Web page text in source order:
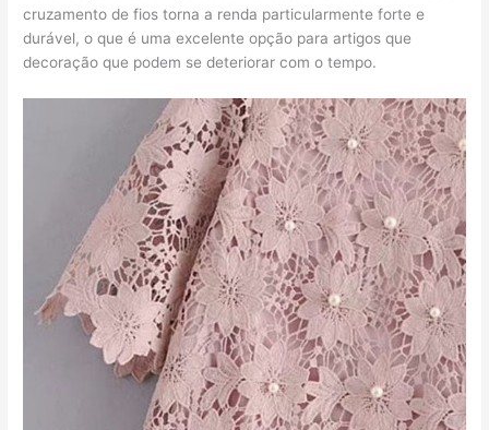
cruzamento de fios torna a renda particularmente forte e
durável, o que é uma excelente opção para artigos que
decoração que podem se deteriorar com o tempo.